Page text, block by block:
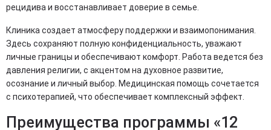
рецидива и восстанавливает доверие в семье.
Клиника создает атмосферу поддержки и взаимопонимания.
Здесь сохраняют полную конфиденциальность, уважают
личные границы и обеспечивают комфорт. Работа ведется без
давления религии, с акцентом на духовное развитие,
осознание и личный выбор. Медицинская помощь сочетается
с психотерапией, что обеспечивает комплексный эффект.
Преимущества программы «12